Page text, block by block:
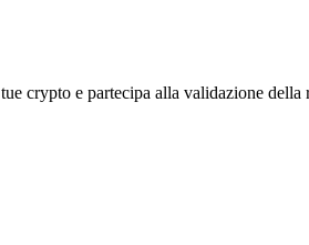
crypto e partecipa alla validazione della